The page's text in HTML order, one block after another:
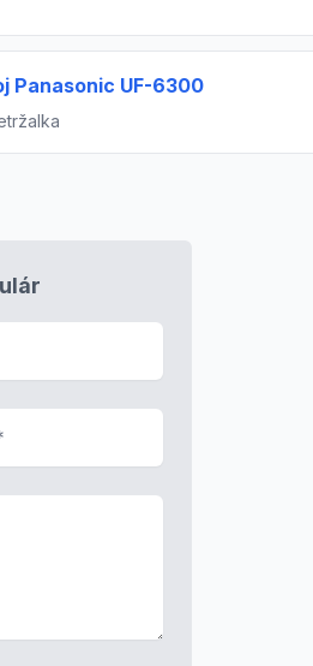
Panasonic UF-6300